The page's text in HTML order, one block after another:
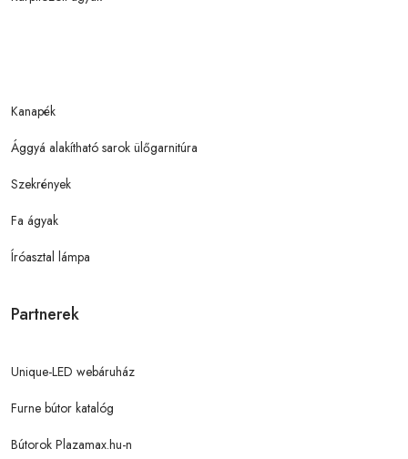
Kanapék
Ággyá alakítható sarok ülőgarnitúra
Szekrények
Fa ágyak
Íróasztal lámpa
Partnerek
Unique-LED webáruház
Furne bútor katalóg
Bútorok Plazamax.hu-n